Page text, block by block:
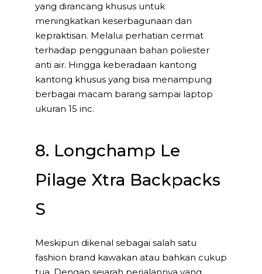
yang dirancang khusus untuk
meningkatkan keserbagunaan dan
kepraktisan. Melalui perhatian cermat
terhadap penggunaan bahan poliester
anti air. Hingga keberadaan kantong
kantong khusus yang bisa menampung
berbagai macam barang sampai laptop
ukuran 15 inc.
8. Longchamp Le
Pilage Xtra Backpacks
S
Meskipun dikenal sebagai salah satu
fashion brand kawakan atau bahkan cukup